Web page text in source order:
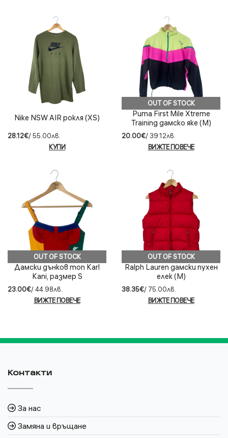
Nike NSW AIR рокля (XS)
28.12€/ 55.00лв.
КУПИ
OUT OF STOCK
Puma First Mile Xtreme
Training дамско яке (M)
20.00€/ 39.12лв.
ВИЖТЕ ПОВЕЧЕ
OUT OF STOCK
Дамски дънков топ Karl
Kani, размер S
23.00€/ 44.98лв.
ВИЖТЕ ПОВЕЧЕ
OUT OF STOCK
Ralph Lauren дамски пухен
елек (M)
38.35€/ 75.00лв.
ВИЖТЕ ПОВЕЧЕ
Контакти
За нас
Замяна и връщане